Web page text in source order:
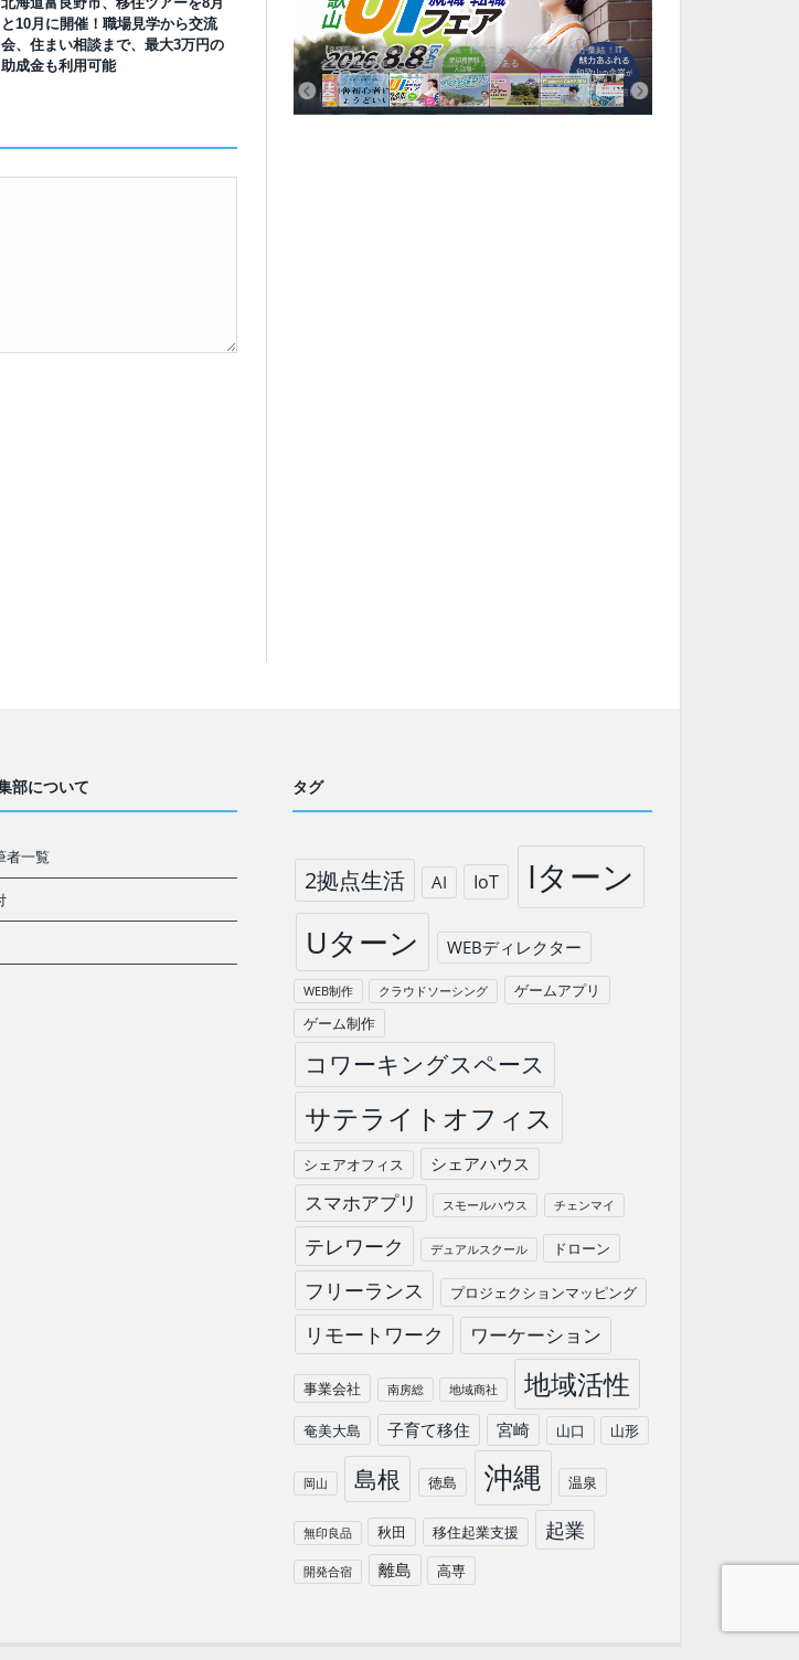
と10月に開催！職場見学から交流
会、住まい相談まで、最大3万円の
助成金も利用可能
江戸” 香取市が第4回「おためし移住体験」の参加者を募集中！1
円を補助、築100年超の古民家に宿泊も
【8/8開催】「和歌山 UIターン就職・転職フェア」in大阪 に30社が集結！IT
企業も5社が参加、ここに“和歌山のリアル”がある
市圏のデジタルコンテンツ企業向け視察ツアーを8月末に開催！
専門学生と交流、申し込みは7/27まで
「とっとり IT summerCAMP 2026」9/24~26開催！チームでシ
、県内IT企業やエンジニアとの交流も
％・100人超が移住！奈良市お試し移住制度、宿のオーナーがナ
る新サービス「まち案内」が追加
市、定住移住サイト「にし推し暮らし」を開設！転出者やファミ
力を発信、データや支援制度も充実
】参加無料！いしかわUIターン大相談会 in大阪 自治体・支援団
能美市のソフトウェア開発会社も参戦
】「札幌UIターン就職フェアin東京」に優良企業28社が集結！エ
集のソフトウェア開発企業も複数参加
】島根県内18市町村、IT転職支援機関が大阪に集う移住相談会！
間関係”をテーマにオンラインツアー
部について
者一覧
タグ
2拠点生活 AI IoT Iターン
Uターン WEBディレクター
WEB制作 クラウドソーシング
ゲームアプリ
ゲーム制作
コワーキングスペース
サテライトオフィス
シェアオフィス シェアハウス
スマホアプリ スモールハウス チェンマイ
テレワーク デュアルスクール ドローン
フリーランス プロジェクションマッピング
リモートワーク ワーケーション
事業会社 南房総 地域商社 地域活性
奄美大島 子育て移住 宮崎 山口 山形
岡山 島根 徳島 沖縄 温泉
無印良品 秋田 移住起業支援 起業
開発合宿 離島 高専